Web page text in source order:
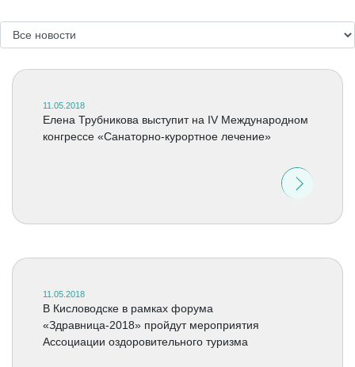
11.05.2018
Елена Трубникова выступит на IV Международном
конгрессе «Санаторно-курортное лечение»
11.05.2018
В Кисловодске в рамках форума
«Здравница-2018» пройдут мероприятия
Ассоциации оздоровительного туризма